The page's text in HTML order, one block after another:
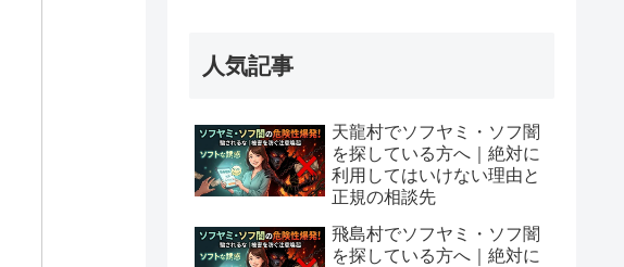
人気記事
天龍村でソフヤミ・ソフ闇
を探している方へ｜絶対に
利用してはいけない理由と
正規の相談先
飛島村でソフヤミ・ソフ闇
を探している方へ｜絶対に